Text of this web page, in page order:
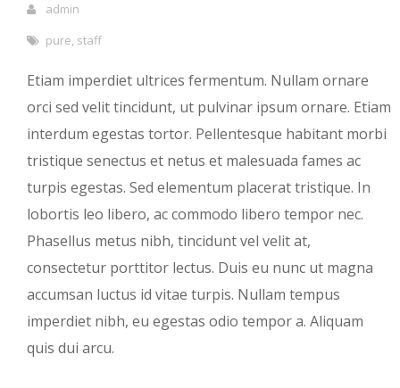
admin
pure, staff
Etiam imperdiet ultrices fermentum. Nullam ornare
orci sed velit tincidunt, ut pulvinar ipsum ornare. Etiam
interdum egestas tortor. Pellentesque habitant morbi
tristique senectus et netus et malesuada fames ac
turpis egestas. Sed elementum placerat tristique. In
lobortis leo libero, ac commodo libero tempor nec.
Phasellus metus nibh, tincidunt vel velit at,
consectetur porttitor lectus. Duis eu nunc ut magna
accumsan luctus id vitae turpis. Nullam tempus
imperdiet nibh, eu egestas odio tempor a. Aliquam
quis dui arcu.